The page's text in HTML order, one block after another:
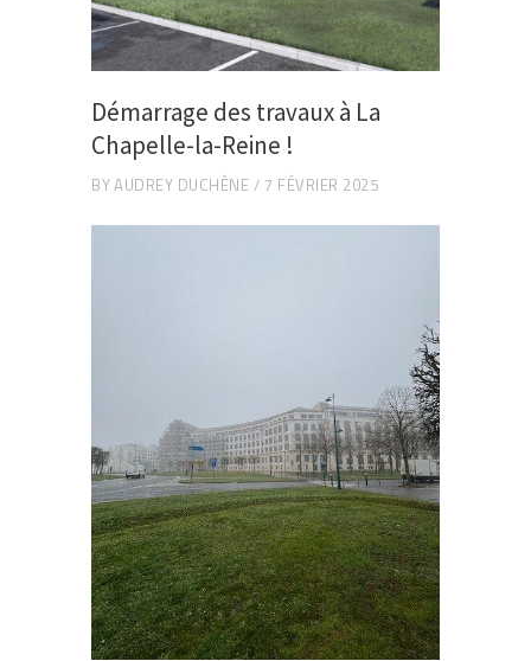
Démarrage des travaux à La
Chapelle-la-Reine !
BYAUDREY DUCHÈNE 7 FÉVRIER 2025